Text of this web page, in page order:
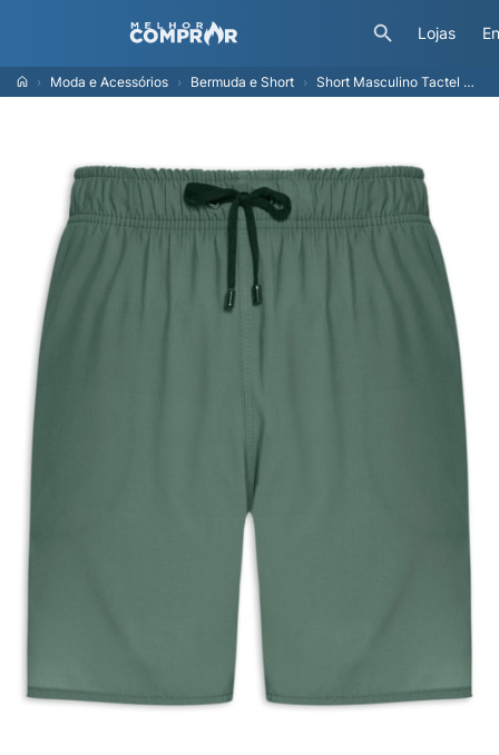
Lojas
Moda e Acessórios Bermuda e Short Short Masculino Tactel Básico - Verde